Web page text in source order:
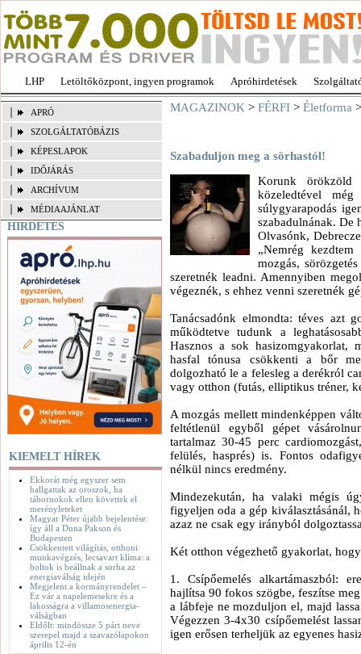
LHP Letöltőközpont, ingyen programok Apróhirdetések
APRÓ
SZOLGÁLTATÓBÁZIS
KÉPESLAPOK
IDŐJÁRÁS
ARCHÍVUM
MÉDIAAJÁNLAT
HIRDETÉS
KIEMELT HÍREK
Ekkorát még egyszer sem
hallgattak az oroszok, ha
tábornokok ellen követtek el
merényleteket
Magyar Péter újabb bejelentése:
így áll a Duna Pakson és
Budapesten
Csökkentett világítás, otthoni
munkavégzés, lecsavart klíma: a
boltok is beállnak a sorba az
energiaválság idején
Megjelent a kormányrendelet –
Ez vár a napelemesekre és a
lakosságra a villamosenergia-
válságban
Eldőlt: mindössze 5 párt neve
szerepel majd a szavazólapokon
április 12-én
MAGAZINOK > FÉRFI > Életforma
Szabaduljon meg a sörhastól!
Korunk
közeledtével
súlygyarapodás
szabadulnának. De
Olvasónk,
„Nemrég
mozgás,
szeretnék leadni. Amennyiben
végeznék, s ehhez venni szeretnék
Tanácsadónk elmondta: téves azt
működtetve tudunk a
Hasznos a sok hasizomgyakorlat,
hasfal tónusa csökkenti a bőr
dolgozható le a felesleg a derékról
vagy otthon (futás, elliptikus tréner,
A mozgás mellett mindenképpen
feltétlenül egyből gépet
tartalmaz 30-45 perc
felülés, hasprés) is. Fontos
nélkül nincs eredmény.
Mindezekután, ha valaki mégis
figyeljen oda a gép kiválasztásánál,
azaz ne csak egy irányból
Két otthon végezhető gyakorlat,
1. Csípőemelés alkartámaszból:
hajlítsa 90 fokos szögbe, feszítse
a lábfeje ne mozduljon el, majd
Végezzen 3-4x30 csípőemelést
igen erősen terheljük az egyenes